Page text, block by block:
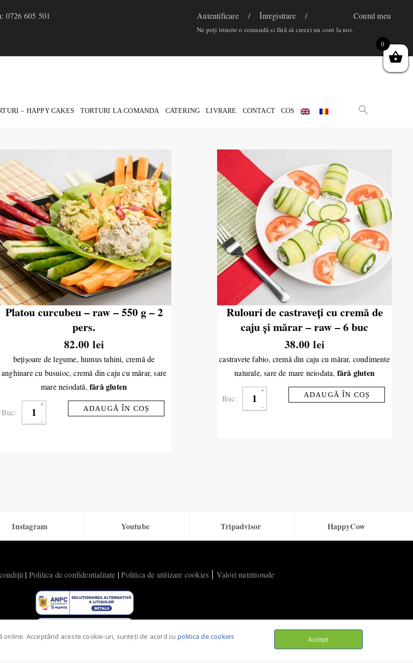
0726 605 501
Contul meu
Autentificare Înregistrare
Ne poți trimite o comandă si fără să creezi un cont la noi.
– HAPPY CAKES TORTURI LA COMANDA CATERING LIVRARE CONTACT COS
Platou curcubeu – raw – 550 g – 2
pers.
82.00lei
beţişoare de legume, humus tahini, cremă de
anghinare cu busuioc, cremă din caju cu mărar, sare
mare neiodată,fără gluten
Buc: ADAUGĂ ÎN COȘ
Rulouri de castraveţi cu cremă de
caju și mărar – raw – 6 buc
38.00lei
castravete fabio, cremă din caju cu mărar, condimente
naturale, sare de mare neiodata, fără gluten
Buc: ADAUGĂ ÎN COȘ
Instagram Youtube Tripadvisor HappyCow
| Politica de confidentialitate |Politica de utilizare cookies Valori nutritionale
0
Acceptând aceste cookie-uri, sunteți de acord cu politica de cookies Accept